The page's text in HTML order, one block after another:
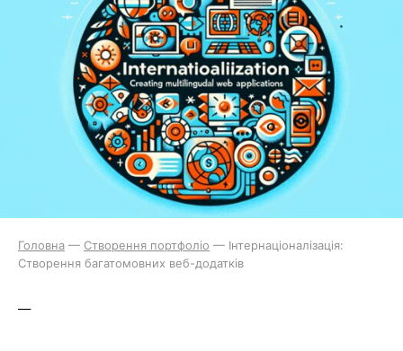
Головна — Створення портфоліо — Інтернаціоналізація:
Створення багатомовних веб-додатків
—